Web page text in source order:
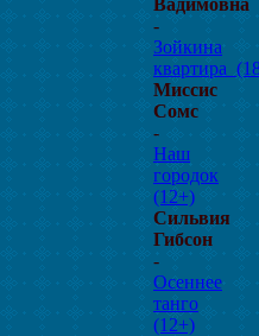
-
Зойкина
Миссис
Сомс
-
Наш
городок
(12+)
Сильвия
Гибсон
-
Осеннее
танго
(12+)